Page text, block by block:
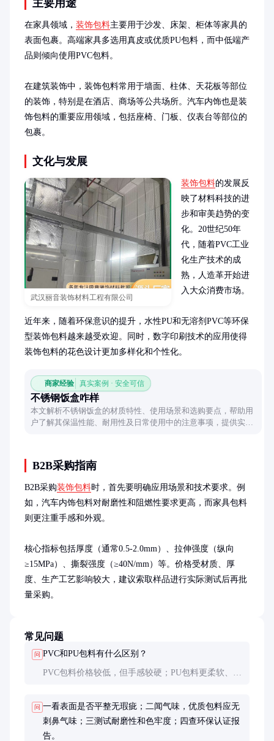
主要用途
在家具领域， 装饰包料主要用于沙发、床架、柜体等家具的
表面包裹。高端家具多选用真皮或优质PU包料，而中低端产
品则倾向使用PVC包料。
在建筑装饰中，装饰包料常用于墙面、柱体、天花板等部位
的装饰，特别是在酒店、商场等公共场所。汽车内饰也是装
饰包料的重要应用领域，包括座椅、门板、仪表台等部位的
包裹。
文化与发展
武汉丽音装饰材料工程有限公司
装饰包料的发展反
映了材料科技的进
步和审美趋势的变
化。20世纪50年
代，随着PVC工业
化生产技术的成
熟，人造革开始进
入大众消费市场。
近年来，随着环保意识的提升，水性PU和无溶剂PVC等环保
型装饰包料越来越受欢迎。同时，数字印刷技术的应用使得
装饰包料的花色设计更加多样化和个性化。
商家经验 真实案例 · 安全可信
不锈钢饭盒咋样
本文解析不锈钢饭盒的材质特性、使用场景和选购要点，帮助用
户了解其保温性能、耐用性及日常使用中的注意事项，提供实用
B2B采购指南
B2B采购装饰包料时，首先要明确应用场景和技术要求。例
如，汽车内饰包料对耐磨性和阻燃性要求更高，而家具包料
则更注重手感和外观。
核心指标包括厚度（通常0.5-2.0mm）、拉伸强度（纵向
≥15MPa）、撕裂强度（≥40N/mm）等。价格受材质、厚
度、生产工艺影响较大，建议索取样品进行实际测试后再批
量采购。
常见问题
问 PVC和PU包料有什么区别？
PVC包料价格较低，但手感较硬；PU包料更柔软、透
问 一看表面是否平整无瑕疵；二闻气味，优质包料应无
刺鼻气味；三测试耐磨性和色牢度；四查环保认证报
告。